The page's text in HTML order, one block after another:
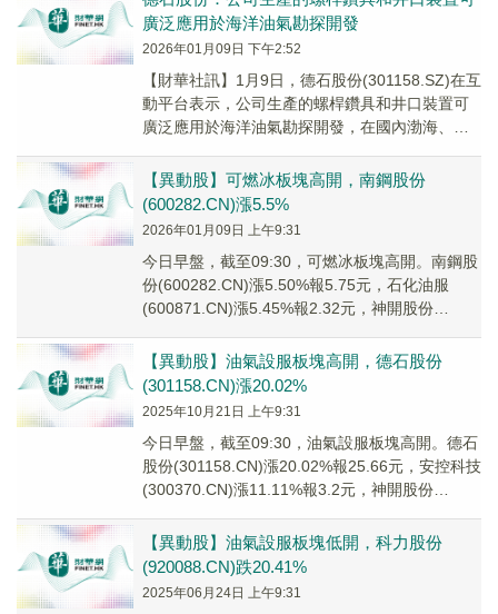
廣泛應用於海洋油氣勘探開發
2026年01月09日 下午2:52
【財華社訊】1月9日，德石股份(301158.SZ)在互
動平台表示，公司生產的螺桿鑽具和井口裝置可
廣泛應用於海洋油氣勘探開發，在國內渤海、東
【異動股】可燃冰板塊高開，南鋼股份
(600282.CN)漲5.5%
2026年01月09日 上午9:31
今日早盤，截至09:30，可燃冰板塊高開。南鋼股
份(600282.CN)漲5.50%報5.75元，石化油服
(600871.CN)漲5.45%報2.32元，神開股份
【異動股】油氣設服板塊高開，德石股份
(301158.CN)漲20.02%
2025年10月21日 上午9:31
今日早盤，截至09:30，油氣設服板塊高開。德石
股份(301158.CN)漲20.02%報25.66元，安控科技
(300370.CN)漲11.11%報3.2元，神開股份
【異動股】油氣設服板塊低開，科力股份
(920088.CN)跌20.41%
2025年06月24日 上午9:31